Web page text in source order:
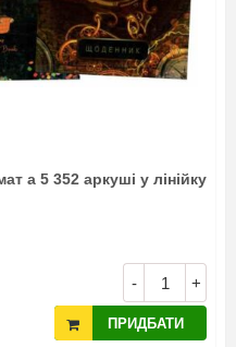
а 5 352 аркуші у лінійку
- +
ПРИДБАТИ